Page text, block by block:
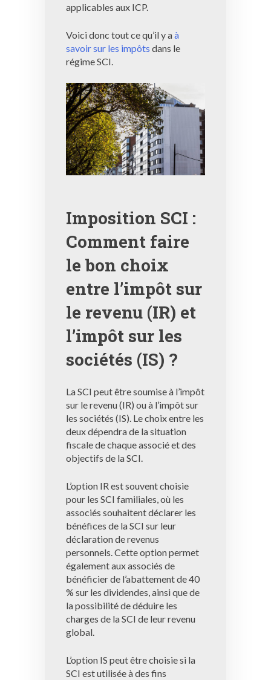
applicables aux ICP.
Voici donc tout ce qu’il y aà
savoir sur les impôts dans le
régime SCI.
Imposition SCI :
Comment faire
le bon choix
entre l’impôt sur
le revenu (IR) et
l’impôt sur les
sociétés (IS) ?
La SCI peut être soumise à l’impôt
sur le revenu (IR) ou à l’impôt sur
les sociétés (IS). Le choix entre les
deux dépendra de la situation
fiscale de chaque associé et des
objectifs de la SCI.
L’option IR est souvent choisie
pour les SCI familiales, où les
associés souhaitent déclarer les
bénéfices de la SCI sur leur
déclaration de revenus
personnels. Cette option permet
également aux associés de
bénéficier de l’abattement de 40
% sur les dividendes, ainsi que de
la possibilité de déduire les
charges de la SCI de leur revenu
global.
L’option IS peut être choisie si la
SCI est utilisée à des fins